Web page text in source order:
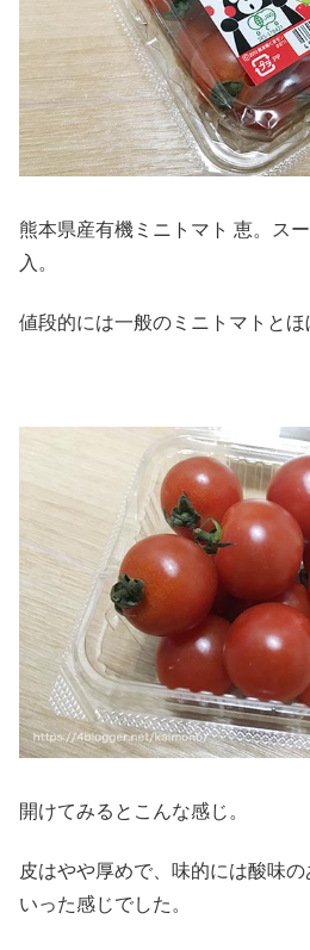
熊本県産有機ミニトマト 恵。ス
入。
値段的には一般のミニトマトとほ
開けてみるとこんな感じ。
皮はやや厚めで、味的には酸味
いった感じでした。